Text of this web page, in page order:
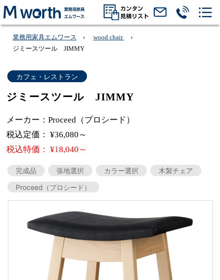
業務用家具エムワース
wood chair
ジミースツール JIMMY
カフェ・レストラン
ジミースツール JIMMY
メーカー：Proceed（プロシード）
税込定価： ¥36,080～
税込特価： ¥18,040～
完成品 張地選択 カラー選択
木製チェア
Proceed（プロシード）